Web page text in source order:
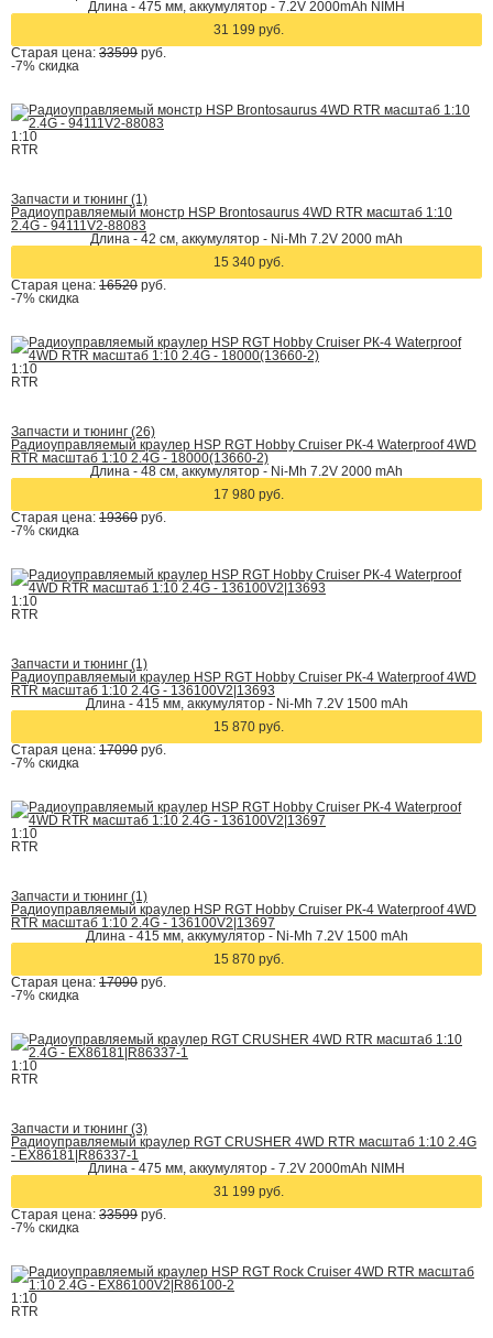
Длина - 475 мм, аккумулятор - 7.2V 2000mAh NIMH
31 199 руб.
Старая цена: 33599 руб.
-7% скидка
1:10
RTR
Запчасти и тюнинг (1)
Радиоуправляемый монстр HSP Brontosaurus 4WD RTR масштаб 1:10
2.4G - 94111V2-88083
Длина - 42 cм, аккумулятор - Ni-Mh 7.2V 2000 mAh
15 340 руб.
Старая цена: 16520 руб.
-7% скидка
1:10
RTR
Запчасти и тюнинг (26)
Радиоуправляемый краулер HSP RGT Hobby Cruiser РК-4 Waterproof 4WD
RTR масштаб 1:10 2.4G - 18000(13660-2)
Длина - 48 см, аккумулятор - Ni-Mh 7.2V 2000 mAh
17 980 руб.
Старая цена: 19360 руб.
-7% скидка
1:10
RTR
Запчасти и тюнинг (1)
Радиоуправляемый краулер HSP RGT Hobby Cruiser РК-4 Waterproof 4WD
RTR масштаб 1:10 2.4G - 136100V2|13693
Длина - 415 мм, аккумулятор - Ni-Mh 7.2V 1500 mAh
15 870 руб.
Старая цена: 17090 руб.
-7% скидка
1:10
RTR
Запчасти и тюнинг (1)
Радиоуправляемый краулер HSP RGT Hobby Cruiser РК-4 Waterproof 4WD
RTR масштаб 1:10 2.4G - 136100V2|13697
Длина - 415 мм, аккумулятор - Ni-Mh 7.2V 1500 mAh
15 870 руб.
Старая цена: 17090 руб.
-7% скидка
1:10
RTR
Запчасти и тюнинг (3)
Радиоуправляемый краулер RGT CRUSHER 4WD RTR масштаб 1:10 2.4G
- EX86181|R86337-1
Длина - 475 мм, аккумулятор - 7.2V 2000mAh NIMH
31 199 руб.
Старая цена: 33599 руб.
-7% скидка
1:10
RTR